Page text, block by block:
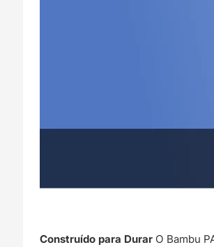
Construído para Durar O Bambu